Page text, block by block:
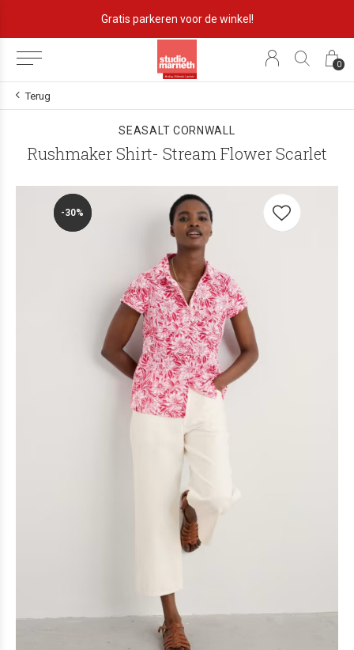
0
Gratis parkeren voor de winkel!
Terug
SEASALT CORNWALL
Rushmaker Shirt- Stream Flower Scarlet
-30%
-30%